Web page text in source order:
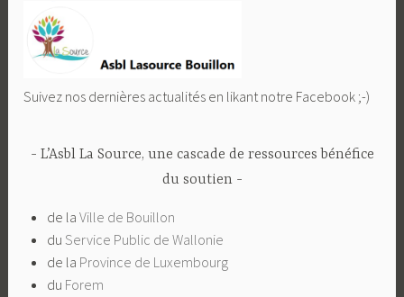
Suivez nos dernières actualités en likant notre Facebook ;-)
L’Asbl La Source, une cascade de ressources bénéfice
du soutien
de la Ville de Bouillon
du Service Public de Wallonie
de la Province de Luxembourg
du Forem